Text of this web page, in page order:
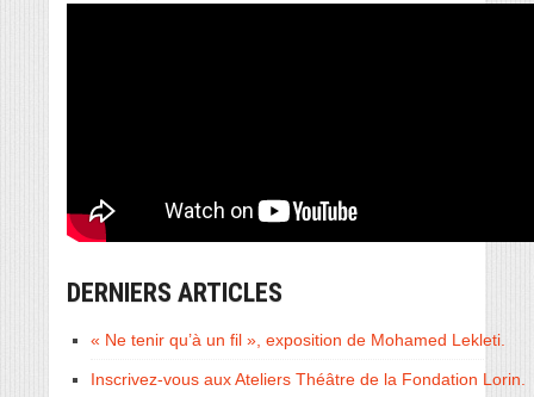
DERNIERS ARTICLES
« Ne tenir qu’à un fil », exposition de Mohamed Lekleti.
Inscrivez-vous aux Ateliers Théâtre de la Fondation Lorin.